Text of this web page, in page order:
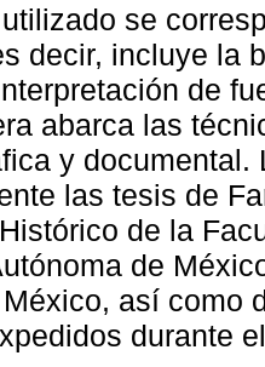
se
decir, incluye la
de
abarca las
y
las tesis de
de la
de
así como
durante